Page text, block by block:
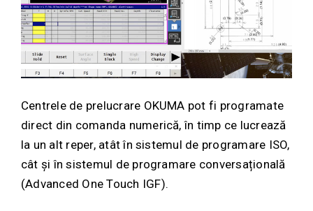
Centrele de prelucrare OKUMA pot fi programate
direct din comanda numerică, în timp ce lucrează
la un alt reper, atât în sistemul de programare ISO,
cât și în sistemul de programare conversațională
(Advanced One Touch IGF).